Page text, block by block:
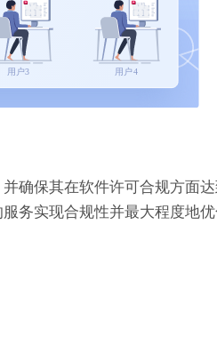
确保其在软件许可合规方面
务实现合规性并最大程度地